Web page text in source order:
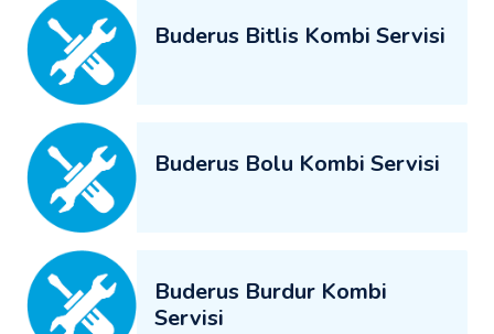
Buderus Bitlis Kombi Servisi
Buderus Bolu Kombi Servisi
Buderus Burdur Kombi
Servisi